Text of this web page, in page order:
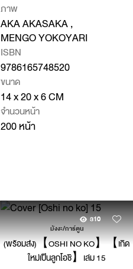
ภาพ
AKA AKASAKA ,
MENGO YOKOYARI
ISBN
9786165748520
ขนาด
14 x 20 x 6 CM
จำนวนหน้า
200 หน้า
310
มังงะ/การ์ตูน
(พร้อมส่ง)【OSHI NO KO】【เกิด
ใหม่เป็นลูกโอชิ】เล่ม 15